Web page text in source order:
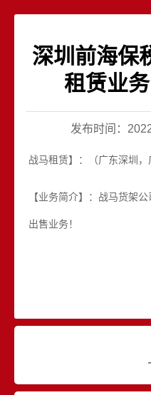
深圳前海保
租赁业务
发布时间：
战马租赁】：（广东深圳，
【业务简介】：战马货架
出售业务！